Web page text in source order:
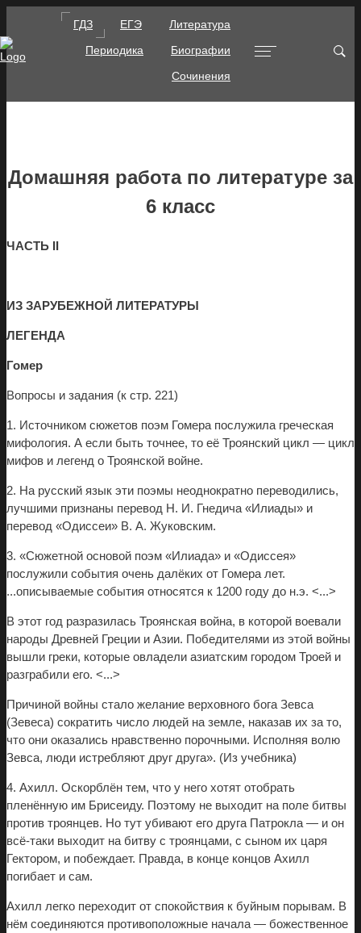
ГДЗ ЕГЭ Литература
Периодика Биографии
Сочинения
Домашняя работа по литературе за
6 класс
ЧАСТЬ II
ИЗ ЗАРУБЕЖНОЙ ЛИТЕРАТУРЫ
ЛЕГЕНДА
Гомер
Вопросы и задания (к стр. 221)
1. Источником сюжетов поэм Гомера послужила греческая
мифология. А если быть точнее, то её Троянский цикл — цикл
мифов и легенд о Троянской войне.
2. На русский язык эти поэмы неоднократно переводились,
лучшими признаны перевод Н. И. Гнедича «Илиады» и
перевод «Одиссеи» В. А. Жуковским.
3. «Сюжетной основой поэм «Илиада» и «Одиссея»
послужили события очень далёких от Гомера лет.
...описываемые события относятся к 1200 году до н.э. <...>
В этот год разразилась Троянская война, в которой воевали
народы Древней Греции и Азии. Победителями из этой войны
вышли греки, которые овладели азиатским городом Троей и
разграбили его. <...>
Причиной войны стало желание верховного бога Зевса
(Зевеса) сократить число людей на земле, наказав их за то,
что они оказались нравственно порочными. Исполняя волю
Зевса, люди истребляют друг друга». (Из учебника)
4. Ахилл. Оскорблён тем, что у него хотят отобрать
пленённую им Брисеиду. Поэтому не выходит на поле битвы
против троянцев. Но тут убивают его друга Патрокла — и он
всё-таки выходит на битву с троянцами, с сыном их царя
Гектором, и побеждает. Правда, в конце концов Ахилл
погибает и сам.
Ахилл легко переходит от спокойствия к буйным порывам. В
нём соединяются противоположные начала — божественное